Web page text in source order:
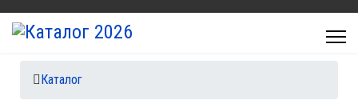
Каталог